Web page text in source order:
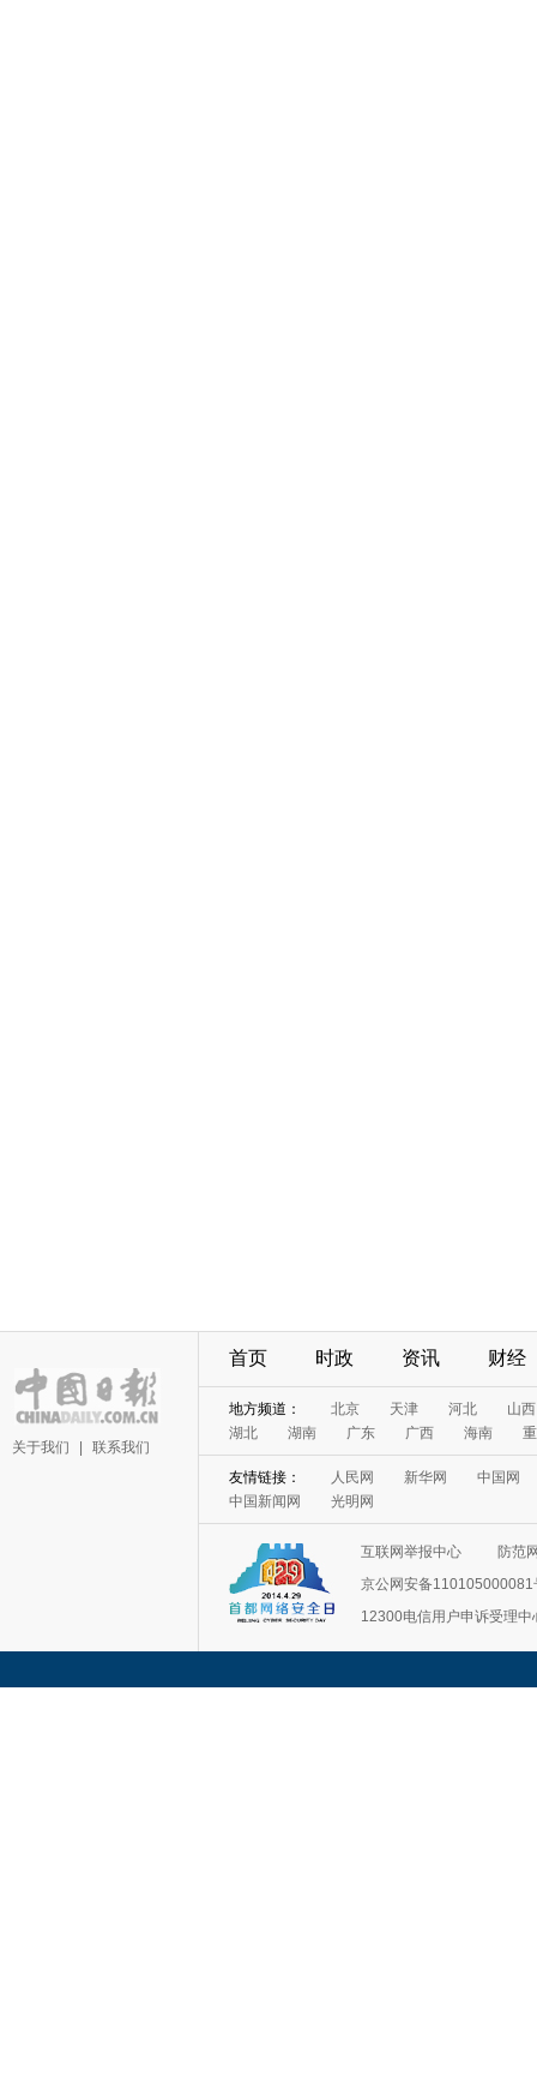
关于我们 联系我们
首页 时政 资讯 财经
地方频道： 北京 天津 河北
山西
湖北
湖南 广东 广西 海南
友情链接： 人民网 新华网
中国网
中国新闻网
光明网
互联网举报中心
防范
京公网安备110105000081
12300电信用户申诉受理中